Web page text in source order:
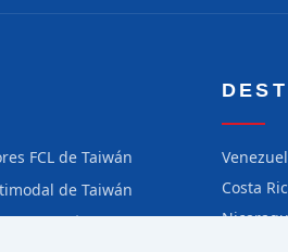
FCL de Taiwán
de Taiwán
de Taiwán
Costa